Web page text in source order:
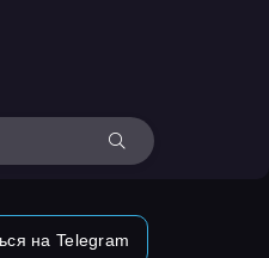
на Telegram